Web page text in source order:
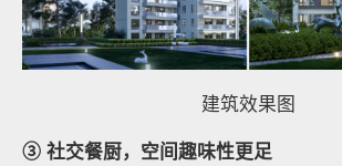
建筑效果图
③ 社交餐厨，空间趣味性更足